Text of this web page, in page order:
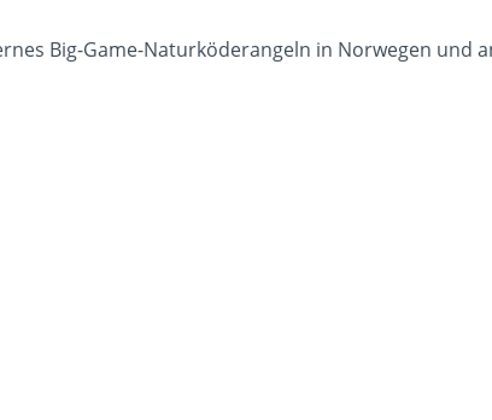
Big-Game-Naturköderangeln in Norwegen und